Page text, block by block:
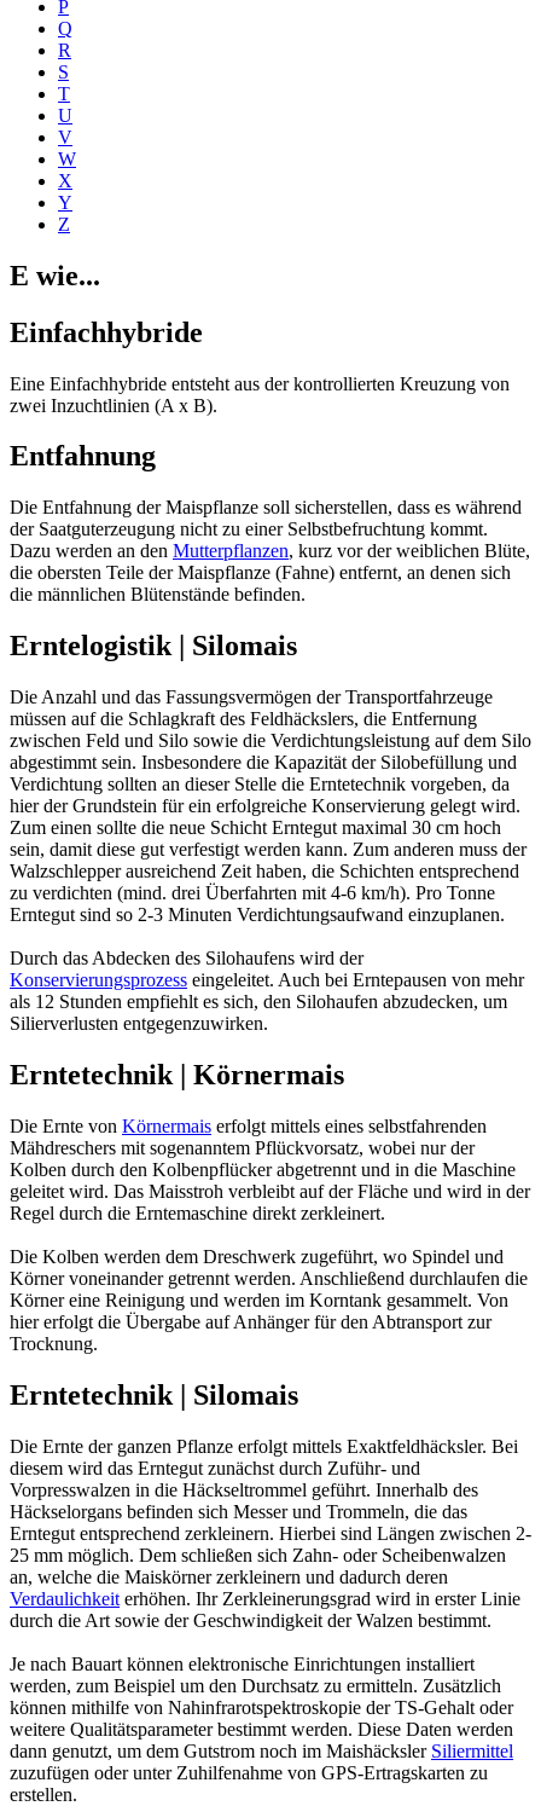
P
Q
R
S
T
U
V
W
X
Y
Z
E wie...
Einfachhybride
Eine Einfachhybride entsteht aus der kontrollierten Kreuzung von
zwei Inzuchtlinien (A x B).
Entfahnung
Die Entfahnung der Maispflanze soll sicherstellen, dass es während
der Saatguterzeugung nicht zu einer Selbstbefruchtung kommt.
Dazu werden an den Mutterpflanzen, kurz vor der weiblichen Blüte,
die obersten Teile der Maispflanze (Fahne) entfernt, an denen sich
die männlichen Blütenstände befinden.
Erntelogistik | Silomais
Die Anzahl und das Fassungsvermögen der Transportfahrzeuge
müssen auf die Schlagkraft des Feldhäckslers, die Entfernung
zwischen Feld und Silo sowie die Verdichtungsleistung auf dem Silo
abgestimmt sein. Insbesondere die Kapazität der Silobefüllung und
Verdichtung sollten an dieser Stelle die Erntetechnik vorgeben, da
hier der Grundstein für ein erfolgreiche Konservierung gelegt wird.
Zum einen sollte die neue Schicht Erntegut maximal 30 cm hoch
sein, damit diese gut verfestigt werden kann. Zum anderen muss der
Walzschlepper ausreichend Zeit haben, die Schichten entsprechend
zu verdichten (mind. drei Überfahrten mit 4-6 km/h). Pro Tonne
Erntegut sind so 2-3 Minuten Verdichtungsaufwand einzuplanen.
Durch das Abdecken des Silohaufens wird der
Konservierungsprozess eingeleitet. Auch bei Erntepausen von mehr
als 12 Stunden empfiehlt es sich, den Silohaufen abzudecken, um
Silierverlusten entgegenzuwirken.
Erntetechnik | Körnermais
Die Ernte von Körnermais erfolgt mittels eines selbstfahrenden
Mähdreschers mit sogenanntem Pflückvorsatz, wobei nur der
Kolben durch den Kolbenpflücker abgetrennt und in die Maschine
geleitet wird. Das Maisstroh verbleibt auf der Fläche und wird in der
Regel durch die Erntemaschine direkt zerkleinert.
Die Kolben werden dem Dreschwerk zugeführt, wo Spindel und
Körner voneinander getrennt werden. Anschließend durchlaufen die
Körner eine Reinigung und werden im Korntank gesammelt. Von
hier erfolgt die Übergabe auf Anhänger für den Abtransport zur
Trocknung.
Erntetechnik | Silomais
Die Ernte der ganzen Pflanze erfolgt mittels Exaktfeldhäcksler. Bei
diesem wird das Erntegut zunächst durch Zuführ- und
Vorpresswalzen in die Häckseltrommel geführt. Innerhalb des
Häckselorgans befinden sich Messer und Trommeln, die das
Erntegut entsprechend zerkleinern. Hierbei sind Längen zwischen 2-
25 mm möglich. Dem schließen sich Zahn- oder Scheibenwalzen
an, welche die Maiskörner zerkleinern und dadurch deren
Verdaulichkeit erhöhen. Ihr Zerkleinerungsgrad wird in erster Linie
durch die Art sowie der Geschwindigkeit der Walzen bestimmt.
Je nach Bauart können elektronische Einrichtungen installiert
werden, zum Beispiel um den Durchsatz zu ermitteln. Zusätzlich
können mithilfe von Nahinfrarotspektroskopie der TS-Gehalt oder
weitere Qualitätsparameter bestimmt werden. Diese Daten werden
dann genutzt, um dem Gutstrom noch im Maishäcksler Siliermittel
zuzufügen oder unter Zuhilfenahme von GPS-Ertragskarten zu
erstellen.